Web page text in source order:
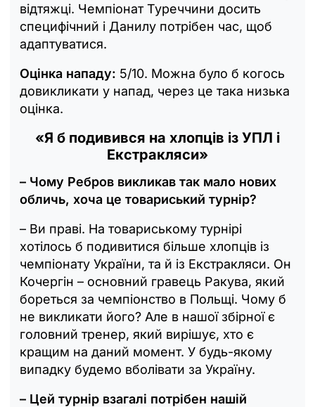
відтяжці. Чемпіонат Туреччини досить
специфічний і Данилу потрібен час, щоб
адаптуватися.
Оцінка нападу: 5/10. Можна було б когось
довикликати у напад, через це така низька
оцінка.
«Я б подивився на хлопців із УПЛ і
Екстракляси»
– Чому Ребров викликав так мало нових
обличь, хоча це товариський турнір?
– Ви праві. На товариському турнірі
хотілось б подивитися більше хлопців із
чемпіонату України, та й із Екстракляси. Он
Кочергін – основний гравець Ракува, який
бореться за чемпіонство в Польщі. Чому б
не викликати його? Але в нашої збірної є
головний тренер, який вирішує, хто є
кращим на даний момент. У будь-якому
випадку будемо вболівати за Україну.
– Цей турнір взагалі потрібен нашій